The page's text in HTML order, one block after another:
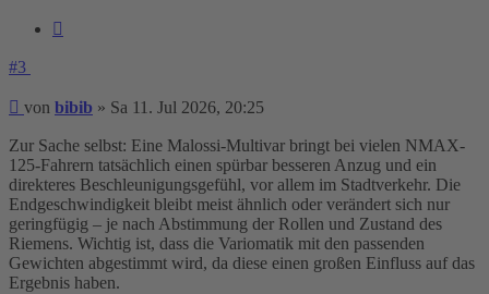
#3
Beitrag
von bibib » Sa 11. Jul 2026, 20:25
Zur Sache selbst: Eine Malossi-Multivar bringt bei vielen NMAX-
125-Fahrern tatsächlich einen spürbar besseren Anzug und ein
direkteres Beschleunigungsgefühl, vor allem im Stadtverkehr. Die
Endgeschwindigkeit bleibt meist ähnlich oder verändert sich nur
geringfügig – je nach Abstimmung der Rollen und Zustand des
Riemens. Wichtig ist, dass die Variomatik mit den passenden
Gewichten abgestimmt wird, da diese einen großen Einfluss auf das
Ergebnis haben.